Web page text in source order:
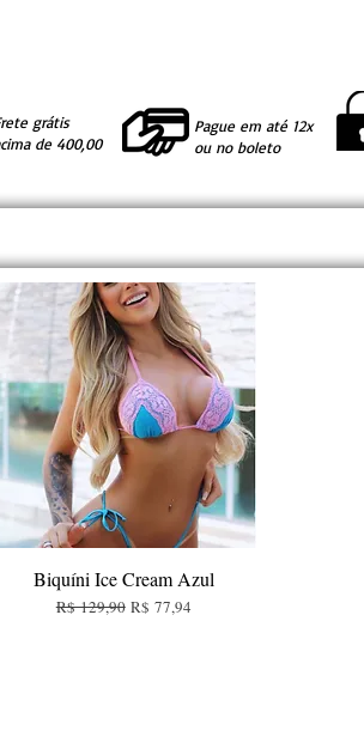
grátis
de 400,00
Pague em até 12x
ou no boleto
Visualização rápida
Biquíni Ice Cream Azul
Preço normal
R$ 129,90 Preço promocional
R$ 77,94